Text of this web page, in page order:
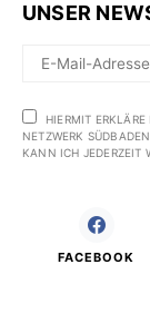
UNSER
HIERMIT
NETZWERK
KANN ICH JEDERZEIT
FACEBOOK